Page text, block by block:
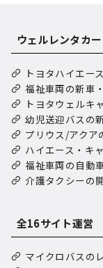
ウェルレンタカ
トヨタハイエー
福祉車両の新車
トヨタウェルキ
幼児送迎バスの
プリウス/アクア
ハイエース・キ
福祉車両の自動
介護タクシーの
全16サイト運営
マイクロバスの